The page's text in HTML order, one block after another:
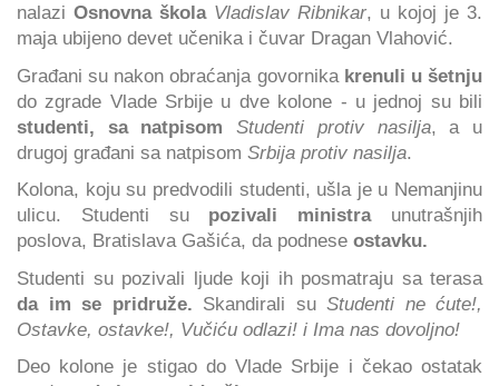
nalazi Osnovna škola Vladislav Ribnikar, u kojoj je 3.
maja ubijeno devet učenika i čuvar Dragan Vlahović.
Građani su nakon obraćanja govornika krenuli u šetnju
do zgrade Vlade Srbije u dve kolone - u jednoj su bili
studenti, sa natpisom
Studenti protiv nasilja, a u
drugoj građani sa natpisom Srbija protiv nasilja.
Kolona, koju su predvodili studenti, ušla je u Nemanjinu
ulicu. Studenti su pozivali ministra unutrašnjih
poslova, Bratislava Gašića, da podnese ostavku.
Studenti su pozivali ljude koji ih posmatraju sa terasa
da im se pridruže. Skandirali su Studenti ne ćute!,
Ostavke, ostavke!, Vučiću odlazi! i Ima nas dovoljno!
Deo kolone je stigao do Vlade Srbije i čekao ostatak